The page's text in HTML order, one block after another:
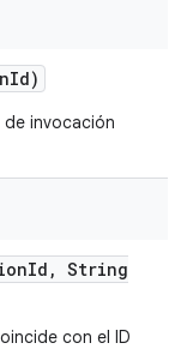
Id)
de invocación
Id , String
con el ID